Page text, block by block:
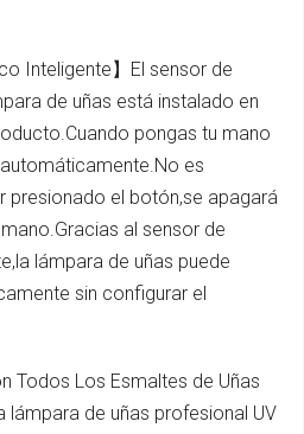
Inteligente】El sensor de
de uñas está instalado en
pongas tu mano
es
presionado el botón,se apagará
al sensor de
lámpara de uñas puede
sin configurar el
Todos Los Esmaltes de Uñas
lámpara de uñas profesional UV